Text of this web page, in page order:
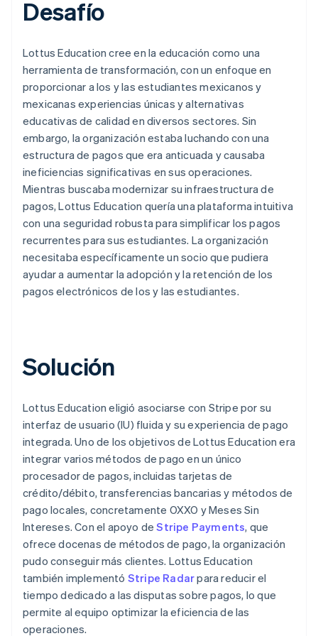
Desafío
Lottus Education cree en la educación como una
herramienta de transformación, con un enfoque en
proporcionar a los y las estudiantes mexicanos y
mexicanas experiencias únicas y alternativas
educativas de calidad en diversos sectores. Sin
embargo, la organización estaba luchando con una
estructura de pagos que era anticuada y causaba
ineficiencias significativas en sus operaciones.
Mientras buscaba modernizar su infraestructura de
pagos, Lottus Education quería una plataforma intuitiva
con una seguridad robusta para simplificar los pagos
recurrentes para sus estudiantes. La organización
necesitaba específicamente un socio que pudiera
ayudar a aumentar la adopción y la retención de los
pagos electrónicos de los y las estudiantes.
Solución
Lottus Education eligió asociarse con Stripe por su
interfaz de usuario (IU) fluida y su experiencia de pago
integrada. Uno de los objetivos de Lottus Education era
integrar varios métodos de pago en un único
procesador de pagos, incluidas tarjetas de
crédito/débito, transferencias bancarias y métodos de
pago locales, concretamente OXXO y Meses Sin
Intereses. Con el apoyo deStripe Payments, que
ofrece docenas de métodos de pago, la organización
pudo conseguir más clientes. Lottus Education
también implementó Stripe Radarpara reducir el
tiempo dedicado a las disputas sobre pagos, lo que
permite al equipo optimizar la eficiencia de las
operaciones.